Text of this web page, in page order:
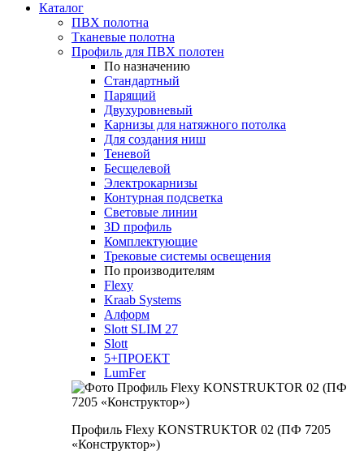
Каталог
ПВХ полотна
Тканевые полотна
Профиль для ПВХ полотен
По назначению
Стандартный
Парящий
Двухуровневый
Карнизы для натяжного потолка
Для создания ниш
Теневой
Бесщелевой
Электрокарнизы
Контурная подсветка
Световые линии
3D профиль
Комплектующие
Трековые системы освещения
По производителям
Flexy
Kraab Systems
Алформ
Slott SLIM 27
Slott
5+ПРОЕКТ
LumFer
Профиль Flexy KONSTRUKTOR 02 (ПФ 7205
«Конструктор»)